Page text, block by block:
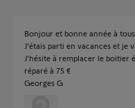
Bonjour et bonne année à tous
J'étais parti en vacances et je
J'hésite à remplacer le boitier
réparé à 75 €
Georges G